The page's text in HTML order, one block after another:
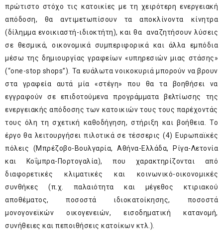
πρώτιστο στόχο τις κατοικίες με τη χειρότερη ενεργειακή
απόδοση, θα αντιμετωπίσουν τα αποκλίνοντα κίνητρα
(δίλημμα ενοικιαστή-ιδιοκτήτη), και θα αναζητήσουν λύσεις
σε θεσμικά, οικονομικά συμπεριφορικά και άλλα εμπόδια
μέσω της δημιουργίας γραφείων «υπηρεσιών μιας στάσης»
(“one-stop shops”). Τα ευάλωτα νοικοκυριά μπορούν να βρουν
στα γραφεία αυτά μία «στέγη» που θα τα βοηθήσει να
εγγραφούν σε επιδοτούμενα προγράμματα βελτίωσης της
ενεργειακής απόδοσης των κατοικιών τους τους παρέχοντάς
τους όλη τη σχετική καθοδήγηση, στήριξη και βοήθεια. Το
έργο θα λειτουργήσει πιλοτικά σε τέσσερις (4) Ευρωπαϊκές
πόλεις (Μπρέζοβο-Βουλγαρία, Αθήνα-Ελλάδα, Ρίγα-Λετονία
και Κοΐμπρα-Πορτογαλία), που χαρακτηρίζονται από
διαφορετικές κλιματικές και κοινωνικό-οικονομικές
συνθήκες (π.χ. παλαιότητα και μέγεθος κτιριακού
αποθέματος, ποσοστά ιδιοκατοίκησης, ποσοστά
μονογονεϊκών οικογενειών, εισοδηματική κατανομή,
συνήθειες και πεποιθήσεις κατοίκων κτλ.).